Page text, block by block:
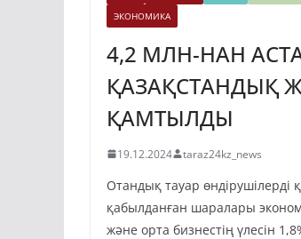
ЭКОНОМИКА
4,2 МЛН-НАН
ҚАЗАҚСТАНДЫҚ
ҚАМТЫЛДЫ
19.12.2024 taraz24kz_news
Отандық тауар өндірушілерді
қабылданған шаралары
және орта бизнестің үлесін